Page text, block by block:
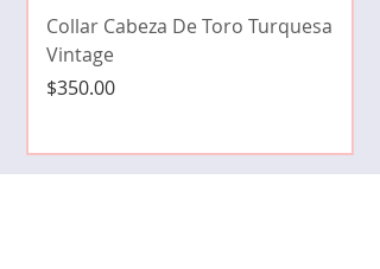
Collar Cabeza De Toro Turquesa
Vintage
Precio
$350.00